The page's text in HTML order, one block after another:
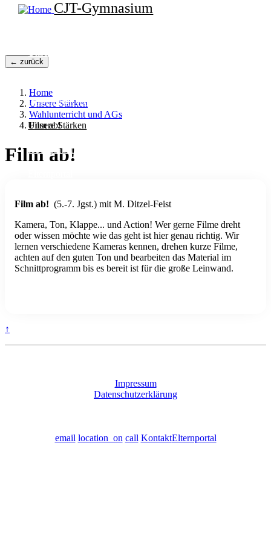
Direkt
zum
CJT-Gymnasium
Lernen am CJT
Unsere Stärken
Kooperationspartner
← zurück
Home
Unsere Stärken
Wahlunterricht und AGs
Film ab!
Film ab!
Film ab! (5.-7. Jgst.) mit M. Ditzel-Feist
Kamera, Ton, Klappe... und Action! Wer gerne Filme dreht
oder wissen möchte wie das geht ist hier genau richtig. Wir
lernen verschiedene Kameras kennen, drehen kurze Filme,
achten auf den guten Ton und bearbeiten das Material im
Schnittprogramm bis es bereit ist für die große Leinwand.
↑
Impressum
Datenschutzerklärung
email location_on call KontaktElternportal